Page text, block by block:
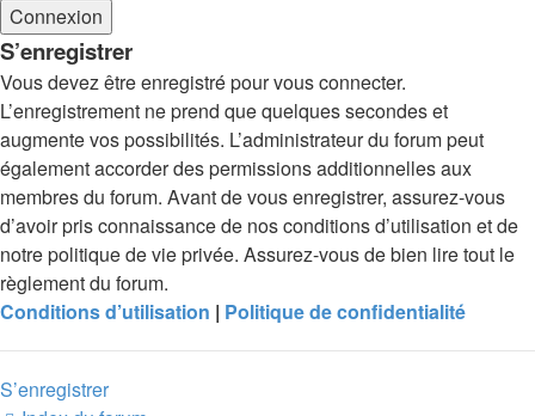
S’enregistrer
Vous devez être enregistré pour vous connecter.
L’enregistrement ne prend que quelques secondes et
augmente vos possibilités. L’administrateur du forum peut
également accorder des permissions additionnelles aux
membres du forum. Avant de vous enregistrer, assurez-vous
d’avoir pris connaissance de nos conditions d’utilisation et de
notre politique de vie privée. Assurez-vous de bien lire tout le
règlement du forum.
Conditions d’utilisation | Politique de confidentialité
S’enregistrer